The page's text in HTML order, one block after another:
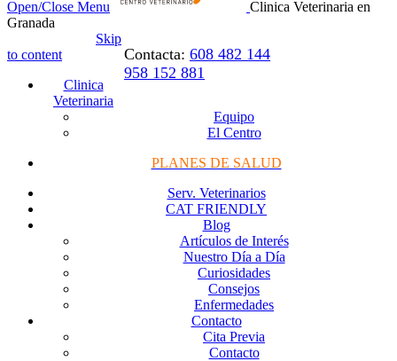
Open/Close Menu
Clinica Veterinaria en
Granada
Contacta: 608 482 144
958 152 881
Skip
to content
Clinica
Veterinaria
Equipo
El Centro
PLANES DE SALUD
Serv. Veterinarios
CAT FRIENDLY
Blog
Artículos de Interés
Nuestro Día a Día
Curiosidades
Consejos
Enfermedades
Contacto
Cita Previa
Contacto